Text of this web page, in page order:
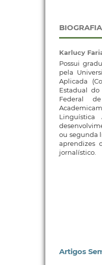
Karlucy
Possui
pela
Aplicada
Estadual
Federal
Linguística
ou segunda
aprendizes
jornalístico.
Artigos